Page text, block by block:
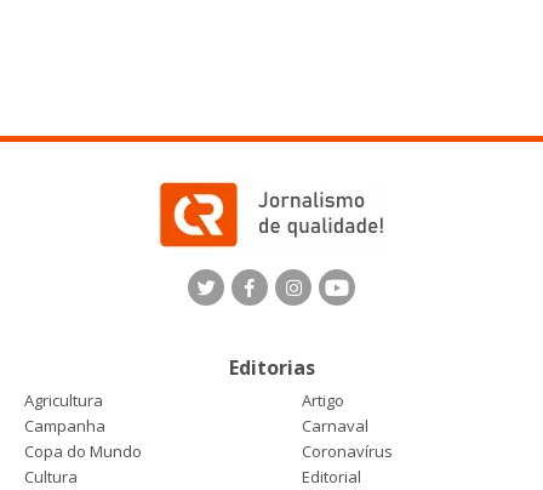
Editorias
Agricultura
Artigo
Campanha
Carnaval
Copa do Mundo
Coronavírus
Cultura
Editorial